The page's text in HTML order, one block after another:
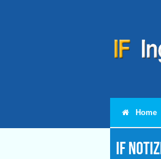
Home
IF